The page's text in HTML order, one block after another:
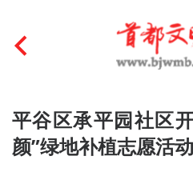
首页
文明创建
平谷区承平园社区
颜”绿地补植志愿活动